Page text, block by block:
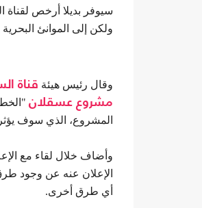
سيوفر بديلا أرخص
ولكن إلى الموانئ
وقال رئيس هيئة قناة
مشروع عسقلان "الخط
المشروع، الذي سوف يؤثر
وأضاف خلال لقاء مع
الإعلان عنه عن وجود
أي طرق أخرى.